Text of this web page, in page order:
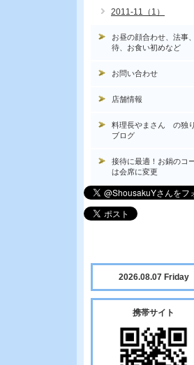
2011-11（1）
お昼の顔合わせ、法事
待、お食い初めなど
お問い合わせ
店舗情報
料理長やまさん の独
ブログ
接待に最適！お鍋のコ
は会席に変更
2026.08.07 Friday
携帯サイト